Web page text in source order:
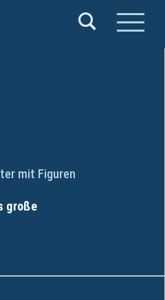
mit Figuren
große